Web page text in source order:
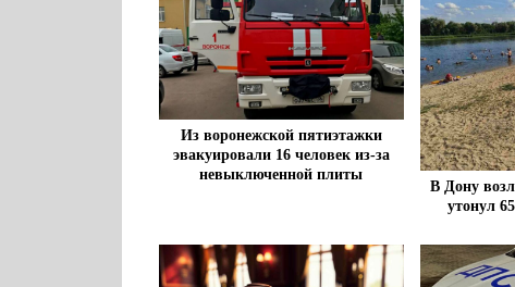
Из воронежской пятиэтажки
эвакуировали 16 человек из-за
невыключенной плиты
В Дону
утонул